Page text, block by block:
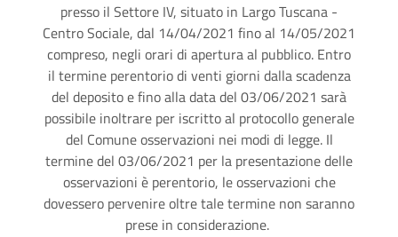
presso il Settore IV, situato in Largo Tuscana -
Centro Sociale, dal 14/04/2021 fino al 14/05/2021
compreso, negli orari di apertura al pubblico. Entro
il termine perentorio di venti giorni dalla scadenza
del deposito e fino alla data del 03/06/2021 sarà
possibile inoltrare per iscritto al protocollo generale
del Comune osservazioni nei modi di legge. Il
termine del 03/06/2021 per la presentazione delle
osservazioni è perentorio, le osservazioni che
dovessero pervenire oltre tale termine non saranno
prese in considerazione.